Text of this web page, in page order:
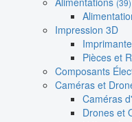
Impression 3D
Pièces et
Composants
Caméras et
Caméras
Drones et